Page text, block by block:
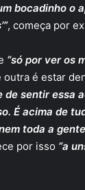
bocadinho
, começa por
“só por ver os
outra é estar
de sentir essa
É acima de
toda a
por isso “a